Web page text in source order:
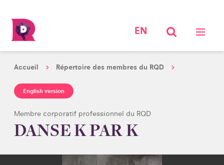
EN
Accueil Répertoire des membres du RQD
English version
Membre corporatif professionnel du RQD
DANSE K PAR K